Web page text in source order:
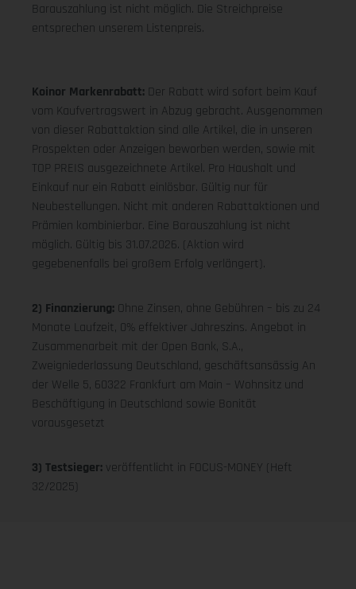
Barauszahlung ist nicht möglich. Die Streichpreise
entsprechen unserem Listenpreis.
Koinor Markenrabatt: Der Rabatt wird sofort beim Kauf
vom Kaufvertragswert in Abzug gebracht. Ausgenommen
von dieser Rabattaktion sind alle Artikel, die in unseren
Prospekten oder Anzeigen beworben werden, sowie mit
TOP PREIS ausgezeichnete Artikel. Pro Haushalt und
Einkauf nur ein Rabatt einlösbar. Gültig nur für
Neubestellungen. Nicht mit anderen Rabattaktionen und
Prämien kombinierbar. Eine Barauszahlung ist nicht
möglich. Gültig bis 31.07.2026. (Aktion wird
gegebenenfalls bei großem Erfolg verlängert).
2) Finanzierung: Ohne Zinsen, ohne Gebühren – bis zu 24
Monate Laufzeit, 0% effektiver Jahreszins. Angebot in
Zusammenarbeit mit der Open Bank, S.A.,
Zweigniederlassung Deutschland, geschäftsansässig An
der Welle 5, 60322 Frankfurt am Main – Wohnsitz und
Beschäftigung in Deutschland sowie Bonität
vorausgesetzt
3) Testsieger: veröffentlicht in FOCUS-MONEY (Heft
32/2025)